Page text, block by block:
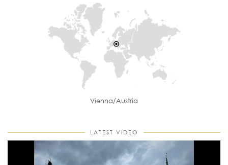
Vienna/Austria
LATEST VIDEO